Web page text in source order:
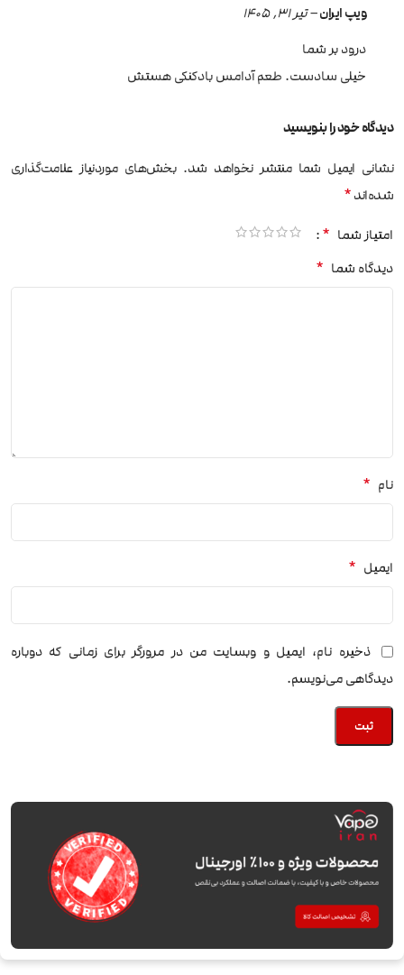
ویپ ایران– تیر 31, 1405
درود بر شما
خیلی سادست. طعم آدامس بادکنکی هستش
دیدگاه خود را بنویسید
نشانی ایمیل شما منتشر نخواهد شد. بخش‌های موردنیاز علامت‌گذاری
شده‌اند*
امتیاز شما *
دیدگاه شما *
نام *
ایمیل *
ذخیره نام، ایمیل و وبسایت من در مرورگر برای زمانی که دوباره
دیدگاهی می‌نویسم.